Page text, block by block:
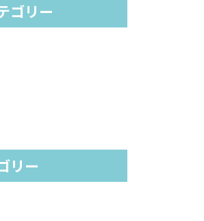
ゴリー
リー